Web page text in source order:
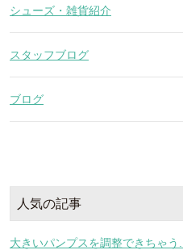
シューズ・雑貨紹介
スタッフブログ
ブログ
人気の記事
大きいパンプスを調整できちゃう...